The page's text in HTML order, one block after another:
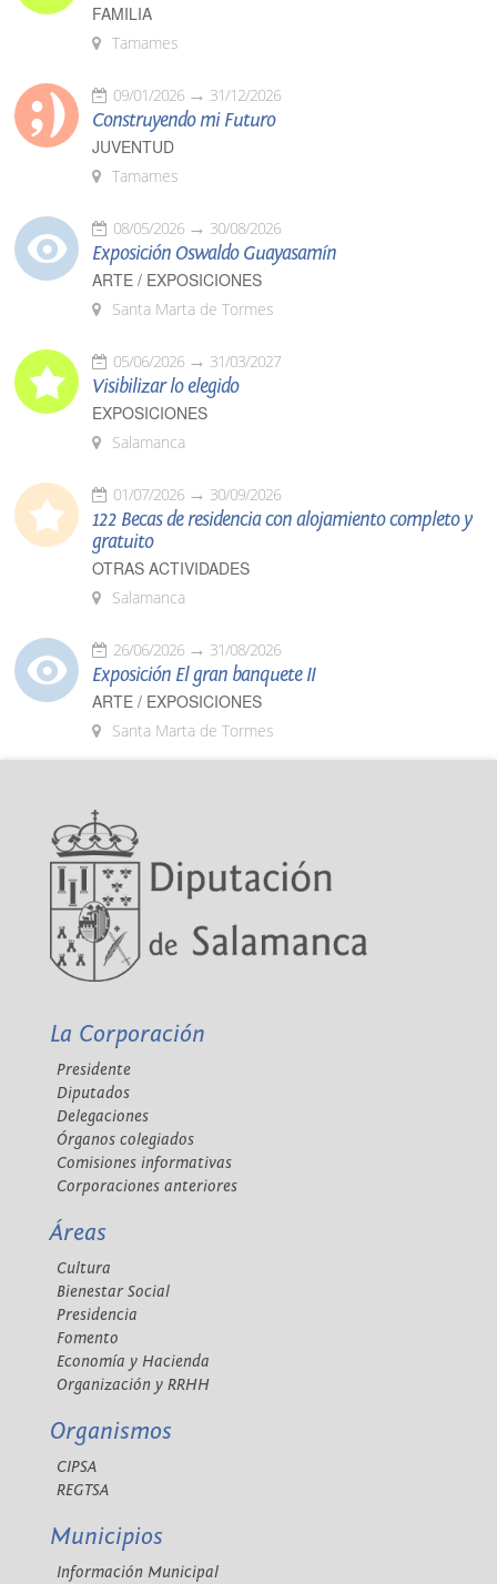
FAMILIA
Tamames
09/01/2026 31/12/2026
Construyendo mi Futuro
JUVENTUD
Tamames
08/05/2026 30/08/2026
Exposición Oswaldo Guayasamín
ARTE / EXPOSICIONES
Santa Marta de Tormes
05/06/2026 31/03/2027
Visibilizar lo elegido
EXPOSICIONES
Salamanca
01/07/2026 30/09/2026
122 Becas de residencia con alojamiento completo y
gratuito
OTRAS ACTIVIDADES
Salamanca
26/06/2026 31/08/2026
Exposición El gran banquete II
ARTE / EXPOSICIONES
Santa Marta de Tormes
La Corporación
Presidente
Diputados
Delegaciones
Órganos colegiados
Comisiones informativas
Corporaciones anteriores
Áreas
Cultura
Bienestar Social
Presidencia
Fomento
Economía y Hacienda
Organización y RRHH
Organismos
CIPSA
REGTSA
Municipios
Información Municipal